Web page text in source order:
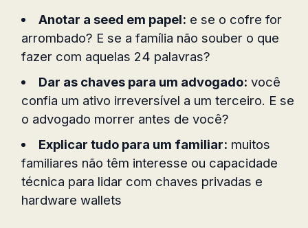
Anotar a seed em papel: e se o cofre for
arrombado? E se a família não souber o que
fazer com aquelas 24 palavras?
Dar as chaves para um advogado: você
confia um ativo irreversível a um terceiro. E se
o advogado morrer antes de você?
Explicar tudo para um familiar: muitos
familiares não têm interesse ou capacidade
técnica para lidar com chaves privadas e
hardware wallets